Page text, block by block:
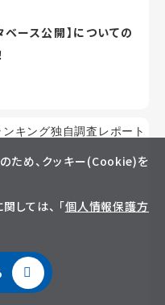
ース公開】についての
ため、クッキー(Cookie)を
しては、 「個人情報保護方